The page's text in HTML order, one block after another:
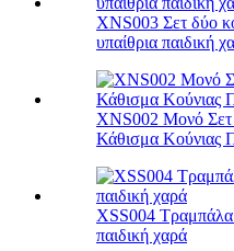
XNS003 Σετ δύο
υπαίθρια παιδική
XNS002 Μονό Σετ
Κάθισμα Κούνιας
XSS004
παιδική χαρά